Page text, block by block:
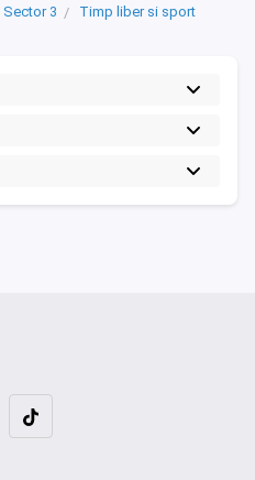
Sector 3
Timp liber si sport